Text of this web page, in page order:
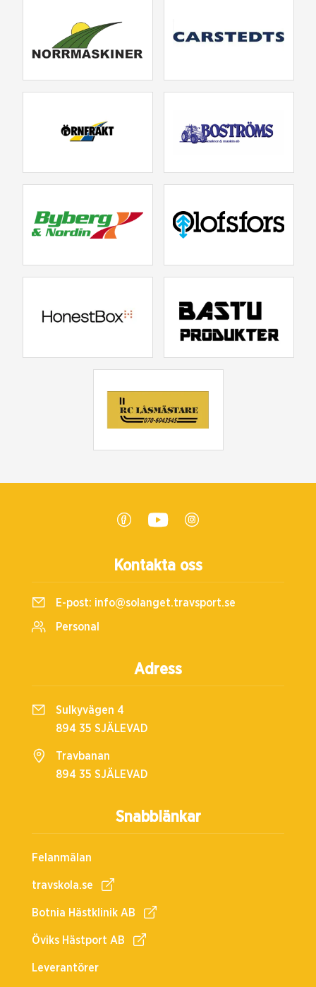
Snabblänkar
Felanmälan
travskola.se
Botnia Hästklinik AB
Öviks Hästport AB
Leverantörer
Kontakta oss
E-post: info@solanget.travsport.se
Personal
Adress
Sulkyvägen 4
894 35 SJÄLEVAD
Travbanan
894 35 SJÄLEVAD